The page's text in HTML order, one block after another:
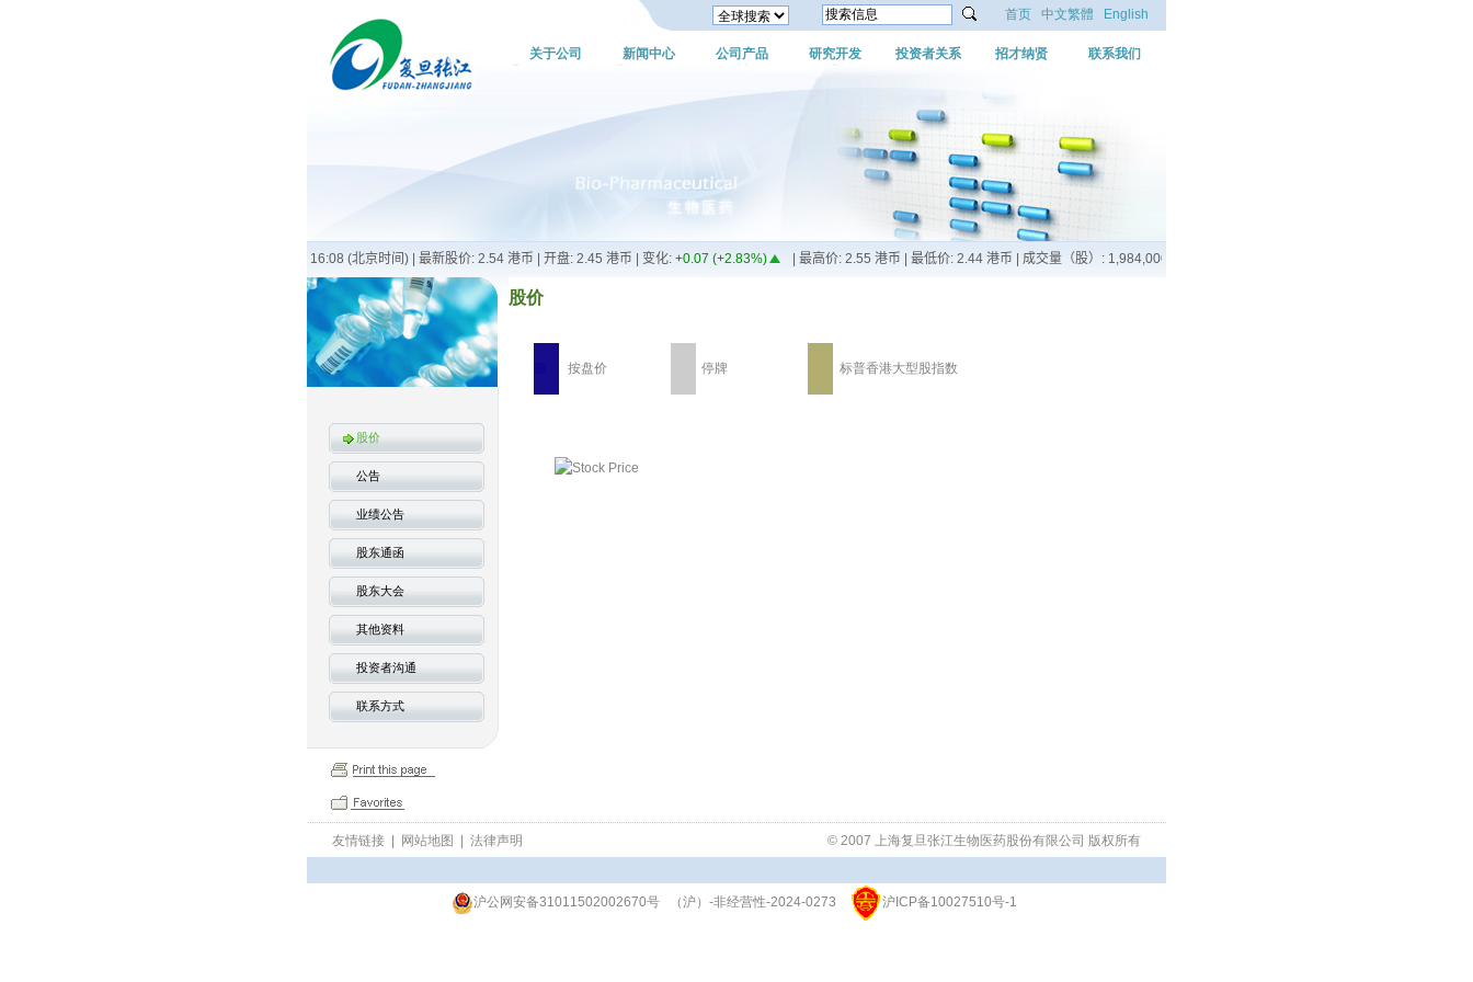
首页 中文繁體 English
关于公司 新闻中心 公司产品 研究开发 投资者关系 招才纳贤 联系我们
股价
公告
业绩公告
股东通函
股东大会
其他资料
投资者沟通
联系方式
股价
按盘价 停牌 标普香港大型股指数
友情链接| 网站地图 法律声明 © 2007 上海复旦张江生物医药股份有限公司 版权所有
沪公网安备31011502002670号 （沪）-非经营性-2024-0273 沪ICP备10027510号-1